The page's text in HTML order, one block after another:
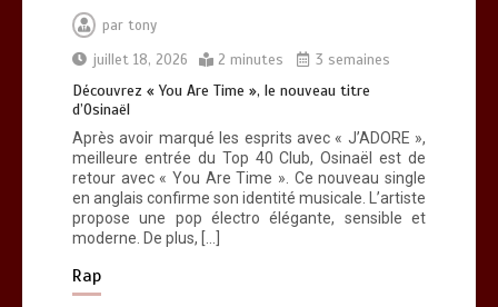
par tony
juillet 18, 2026
2 minutes 3 semaines
Découvrez « You Are Time », le nouveau titre
d’Osinaël
Après avoir marqué les esprits avec « J’ADORE »,
meilleure entrée du Top 40 Club, Osinaël est de
retour avec « You Are Time ». Ce nouveau single
en anglais confirme son identité musicale. L’artiste
propose une pop électro élégante, sensible et
moderne. De plus, […]
Rap